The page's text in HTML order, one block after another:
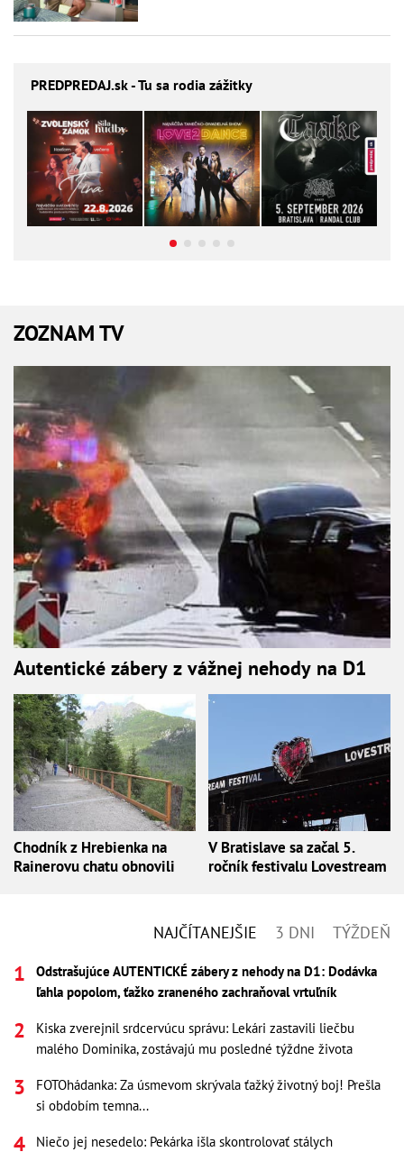
PREDPREDAJ.sk - Tu sa rodia zážitky
ZOZNAM TV
Autentické zábery z vážnej nehody na D1
Chodník z Hrebienka na
Rainerovu chatu obnovili
V Bratislave sa začal 5.
ročník festivalu Lovestream
NAJČÍTANEJŠIE 3 DNI TÝŽDEŇ
Odstrašujúce AUTENTICKÉ zábery z nehody na D1: Dodávka
ľahla popolom, ťažko zraneného zachraňoval vrtuľník
Kiska zverejnil srdcervúcu správu: Lekári zastavili liečbu
malého Dominika, zostávajú mu posledné týždne života
FOTOhádanka: Za úsmevom skrývala ťažký životný boj! Prešla
si obdobím temna...
Niečo jej nesedelo: Pekárka išla skontrolovať stálych